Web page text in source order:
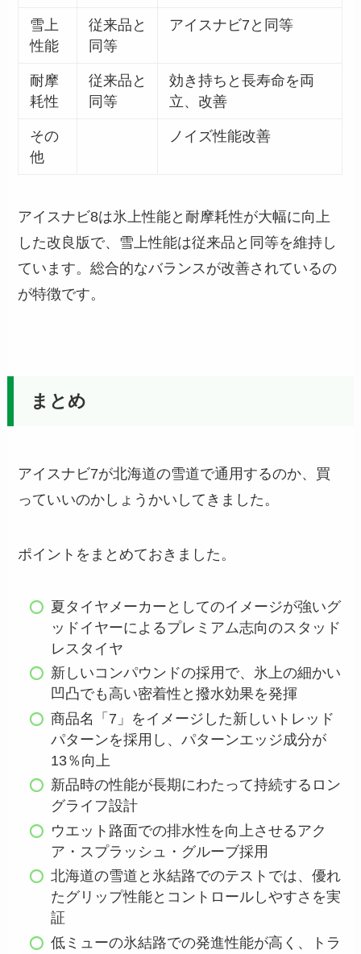
雪上
性能
従来品と
同等
アイスナビ7と同等
耐摩
耗性
従来品と
同等
効き持ちと長寿命を両
立、改善
その
他
ノイズ性能改善
アイスナビ8は氷上性能と耐摩耗性が大幅に向上
した改良版で、雪上性能は従来品と同等を維持し
ています。総合的なバランスが改善されているの
が特徴です。
まとめ
アイスナビ7が北海道の雪道で通用するのか、買
っていいのかしょうかいしてきました。
ポイントをまとめておきました。
夏タイヤメーカーとしてのイメージが強いグ
ッドイヤーによるプレミアム志向のスタッド
レスタイヤ
新しいコンパウンドの採用で、氷上の細かい
凹凸でも高い密着性と撥水効果を発揮
商品名「7」をイメージした新しいトレッド
パターンを採用し、パターンエッジ成分が
13％向上
新品時の性能が長期にわたって持続するロン
グライフ設計
ウエット路面での排水性を向上させるアク
ア・スプラッシュ・グルーブ採用
北海道の雪道と氷結路でのテストでは、優れ
たグリップ性能とコントロールしやすさを実
証
低ミューの氷結路での発進性能が高く、トラ